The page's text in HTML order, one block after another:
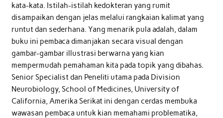
kata-kata. Istilah-istilah kedokteran yang rumit
disampaikan dengan jelas melalui rangkaian kalimat yang
runtut dan sederhana. Yang menarik pula adalah, dalam
buku ini pembaca dimanjakan secara visual dengan
gambar-gambar illustrasi berwarna yang kian
mempermudah pemahaman kita pada topik yang dibahas.
Senior Specialist dan Peneliti utama pada Division
Neurobiology, School of Medicines, University of
California, Amerika Serikat ini dengan cerdas membuka
wawasan pembaca untuk kian memahami problematika,